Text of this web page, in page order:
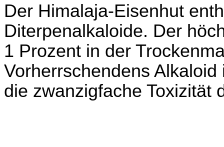
Der Himalaja-Eisenhut
Diterpenalkaloide. Der
1 Prozent in der
Vorherrschendens
die zwanzigfache Toxizität